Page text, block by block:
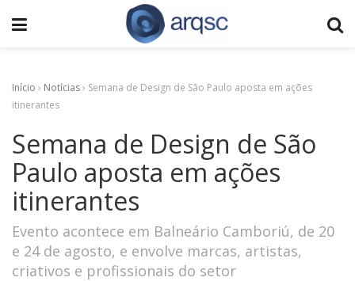
Início › Notícias› Semana de Design de São Paulo aposta em ações
itinerantes
Semana de Design de São
Paulo aposta em ações
itinerantes
Evento acontece em Balneário Camboriú, de 20
e 24 de agosto, e envolve marcas, artistas,
criativos e profissionais do setor